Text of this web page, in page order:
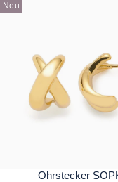
Neu
Ohrstecker